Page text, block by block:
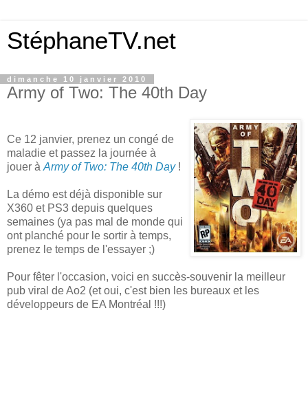
StéphaneTV.net
dimanche 10 janvier 2010
Army of Two: The 40th Day
Ce 12 janvier, prenez un congé de
maladie et passez la journée à
jouer à Army of Two: The 40th Day!
La démo est déjà disponible sur
X360 et PS3 depuis quelques
semaines (ya pas mal de monde qui
ont planché pour le sortir à temps,
prenez le temps de l'essayer ;)
Pour fêter l'occasion, voici en succès-souvenir la meilleur
pub viral de Ao2 (et oui, c'est bien les bureaux et les
développeurs de EA Montréal !!!)